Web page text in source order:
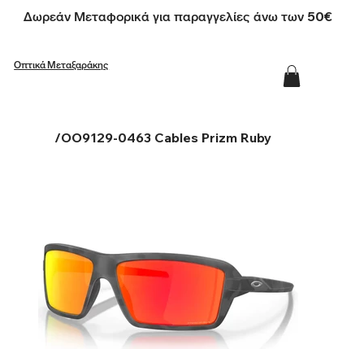
Δωρεάν Μεταφορικά για παραγγελίες άνω των 50€
Οπτικά Μεταξαράκης
/OO9129-0463 Cables Prizm Ruby